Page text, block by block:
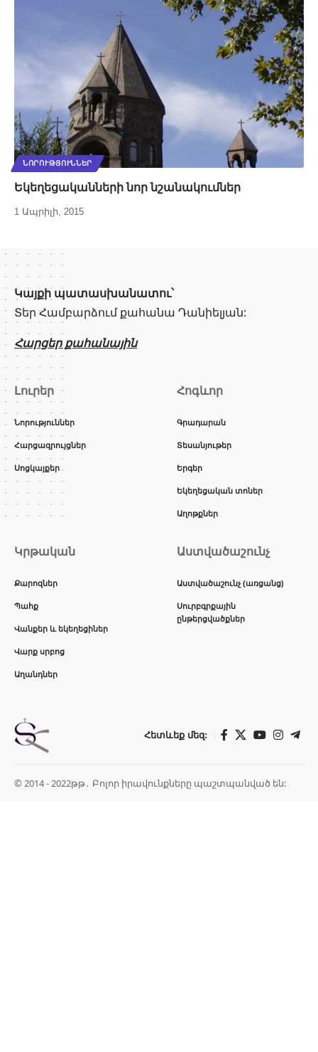
ՆՈՐՈՒԹՅՈՒՆՆԵՐ
Եկեղեցականների նոր նշանակումներ
1 Ապրիլի, 2015
Կայքի պատասխանատու՝
Տեր Համբարձում քահանա Դանիելյան:
Հարցեր քահանային
Լուրեր
Նորություններ
Հարցազրույցներ
Սոցկայքեր
Հոգևոր
Գրադարան
Տեսանյութեր
Երգեր
Եկեղեցական տոներ
Աղոթքներ
Կրթական
Քարոզներ
Պահք
Վանքեր և եկեղեցիներ
Վարք սրբոց
Աղանդներ
Աստվածաշունչ
Աստվածաշունչ (առցանց)
Սուրբգրքային
ընթերցվածքներ
Հետևեք մեզ:
© 2014 - 2022թթ․ Բոլոր իրավունքները պաշտպանված են: